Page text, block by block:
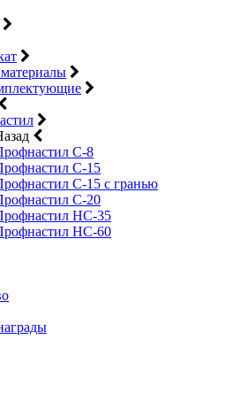
С-8
С-15
C-15 с гранью
C-20
НС-35
НС-60